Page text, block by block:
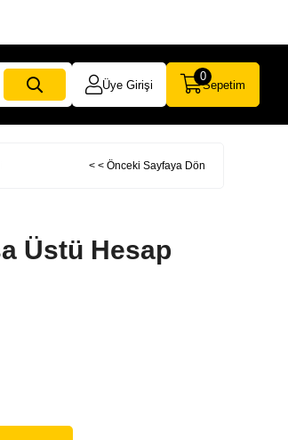
Üye Girişi Sepetim
0
< < Önceki Sayfaya Dön
Üstü Hesap